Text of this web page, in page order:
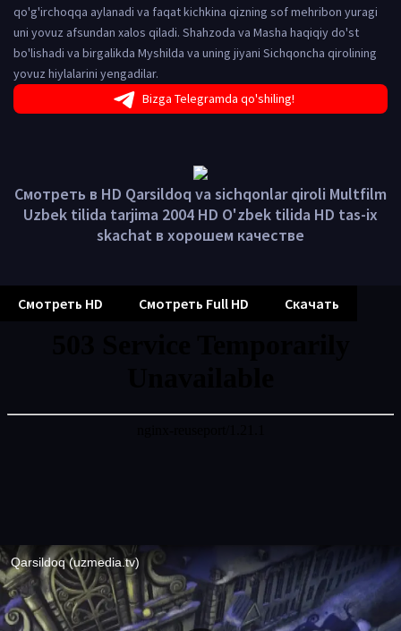
qo'g'irchoqqa aylanadi va faqat kichkina qizning sof mehribon yuragi
uni yovuz afsundan xalos qiladi. Shahzoda va Masha haqiqiy do'st
bo'lishadi va birgalikda Myshilda va uning jiyani Sichqoncha qirolining
yovuz hiylalarini yengadilar.
Bizga Telegramda qo'shiling!
Смотреть в HD Qarsildoq va sichqonlar qiroli Multfilm
Uzbek tilida tarjima 2004 HD O'zbek tilida HD tas-ix
skachat в хорошем качестве
Смотреть HD Смотреть Full HD Скачать